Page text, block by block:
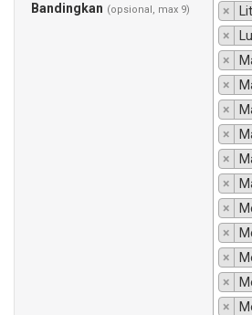
Bandingkan (opsional, max 9)
×
×
×
×
×
×
×
×
×
×
×
×
×